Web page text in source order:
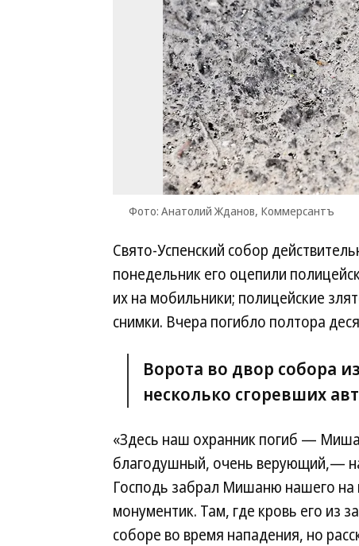
Фото: Анатолий Жданов, Коммерсантъ
Свято-Успенский собор
понедельник его оцепили
их на мобильники; полицейские
снимки. Вчера погибло полтора
Ворота во двор собора
несколько сгоревших
«Здесь наш охранник погиб —
благодушный, очень верующий,—
Господь забрал Мишаню нашего на
монументик. Там, где кровь его из
соборе во время нападения, но